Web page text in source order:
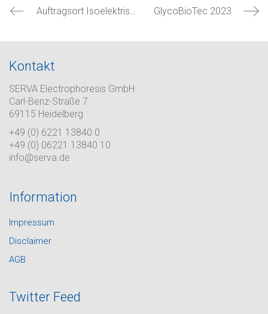
Auftragsort Isoelektrische Fokussierung GlycoBioTec 2023
Kontakt
SERVA Electrophoresis GmbH
Carl-Benz-Straße 7
69115 Heidelberg
+49 (0) 6221 13840 0
+49 (0) 06221 13840 10
info@serva.de
Information
Impressum
Disclaimer
AGB
Twitter Feed